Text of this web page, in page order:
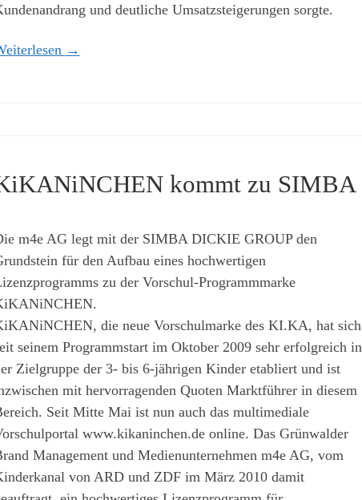
und deutliche Umsatzsteigerungen sorgte.
→
kommt zu SIMBA
m4e AG legt mit der SIMBA DICKIE GROUP den
für den Aufbau eines hochwertigen
zu der Vorschul-Programmmarke
die neue Vorschulmarke des KI.KA, hat sich
seinem Programmstart im Oktober 2009 sehr erfolgreich in
Zielgruppe der 3- bis 6-jährigen Kinder etabliert und ist
mit hervorragenden Quoten Marktführer in diesem
Seit Mitte Mai ist nun auch das multimediale
www.kikaninchen.de online. Das Grünwalder
Management und Medienunternehmen m4e AG, vom
von ARD und ZDF im März 2010 damit